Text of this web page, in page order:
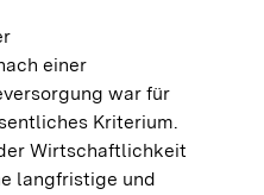
einer
war für
Kriterium.
Wirtschaftlichkeit
langfristige und